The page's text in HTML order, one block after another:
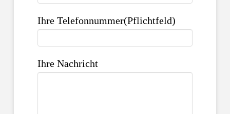
Ihre Telefonnummer(Pflichtfeld)
Ihre Nachricht